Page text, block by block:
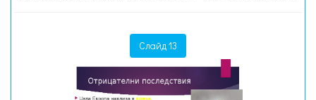
Слайд 13